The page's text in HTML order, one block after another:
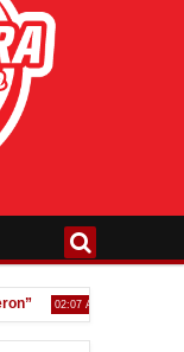
02:07 AM Fedorco: "Un